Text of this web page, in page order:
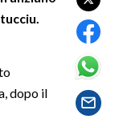
dopo il